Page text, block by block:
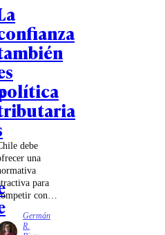
debe
una
para
con
mecanismos
estabilidad e
Germán
R.